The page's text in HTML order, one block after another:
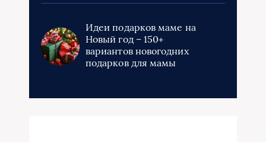
Идеи подарков маме на
Новый год – 150+
вариантов новогодних
подарков для мамы